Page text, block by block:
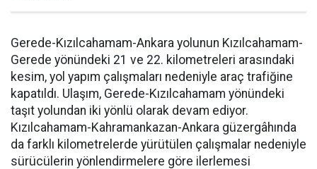
Gerede-Kızılcahamam-Ankara yolunun Kızılcahamam-
Gerede yönündeki 21 ve 22. kilometreleri arasındaki
kesim, yol yapım çalışmaları nedeniyle araç trafiğine
kapatıldı. Ulaşım, Gerede-Kızılcahamam yönündeki
taşıt yolundan iki yönlü olarak devam ediyor.
Kızılcahamam-Kahramankazan-Ankara güzergâhında
da farklı kilometrelerde yürütülen çalışmalar nedeniyle
sürücülerin yönlendirmelere göre ilerlemesi